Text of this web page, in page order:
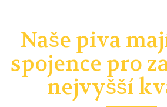
Naše piva
spojence pro
nejvyšší